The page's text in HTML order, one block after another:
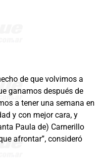
de que volvimos a
ganamos después de
a tener una semana en
y con mejor cara, y
Paula de) Carnerillo
afrontar”, consideró